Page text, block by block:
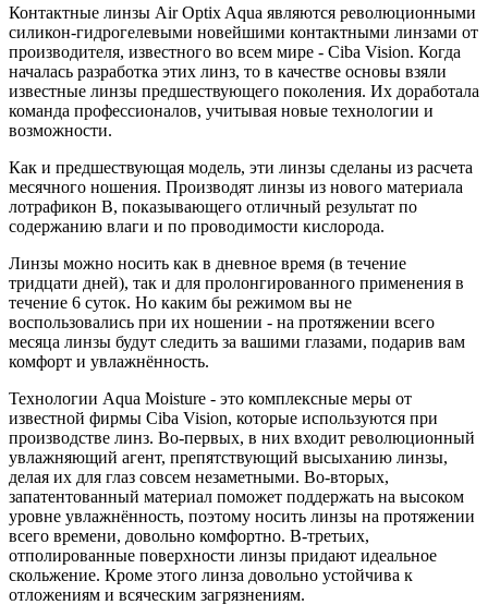
Контактные линзы Air Optix Aqua являются революционными
силикон-гидрогелевыми новейшими контактными линзами от
производителя, известного во всем мире - Ciba Vision. Когда
началась разработка этих линз, то в качестве основы взяли
известные линзы предшествующего поколения. Их доработала
команда профессионалов, учитывая новые технологии и
возможности.
Как и предшествующая модель, эти линзы сделаны из расчета
месячного ношения. Производят линзы из нового материала
лотрафикон В, показывающего отличный результат по
содержанию влаги и по проводимости кислорода.
Линзы можно носить как в дневное время (в течение
тридцати дней), так и для пролонгированного применения в
течение 6 суток. Но каким бы режимом вы не
воспользовались при их ношении - на протяжении всего
месяца линзы будут следить за вашими глазами, подарив вам
комфорт и увлажнённость.
Технологии Aqua Moisture - это комплексные меры от
известной фирмы Ciba Vision, которые используются при
производстве линз. Во-первых, в них входит революционный
увлажняющий агент, препятствующий высыханию линзы,
делая их для глаз совсем незаметными. Во-вторых,
запатентованный материал поможет поддержать на высоком
уровне увлажнённость, поэтому носить линзы на протяжении
всего времени, довольно комфортно. В-третьих,
отполированные поверхности линзы придают идеальное
скольжение. Кроме этого линза довольно устойчива к
отложениям и всяческим загрязнениям.